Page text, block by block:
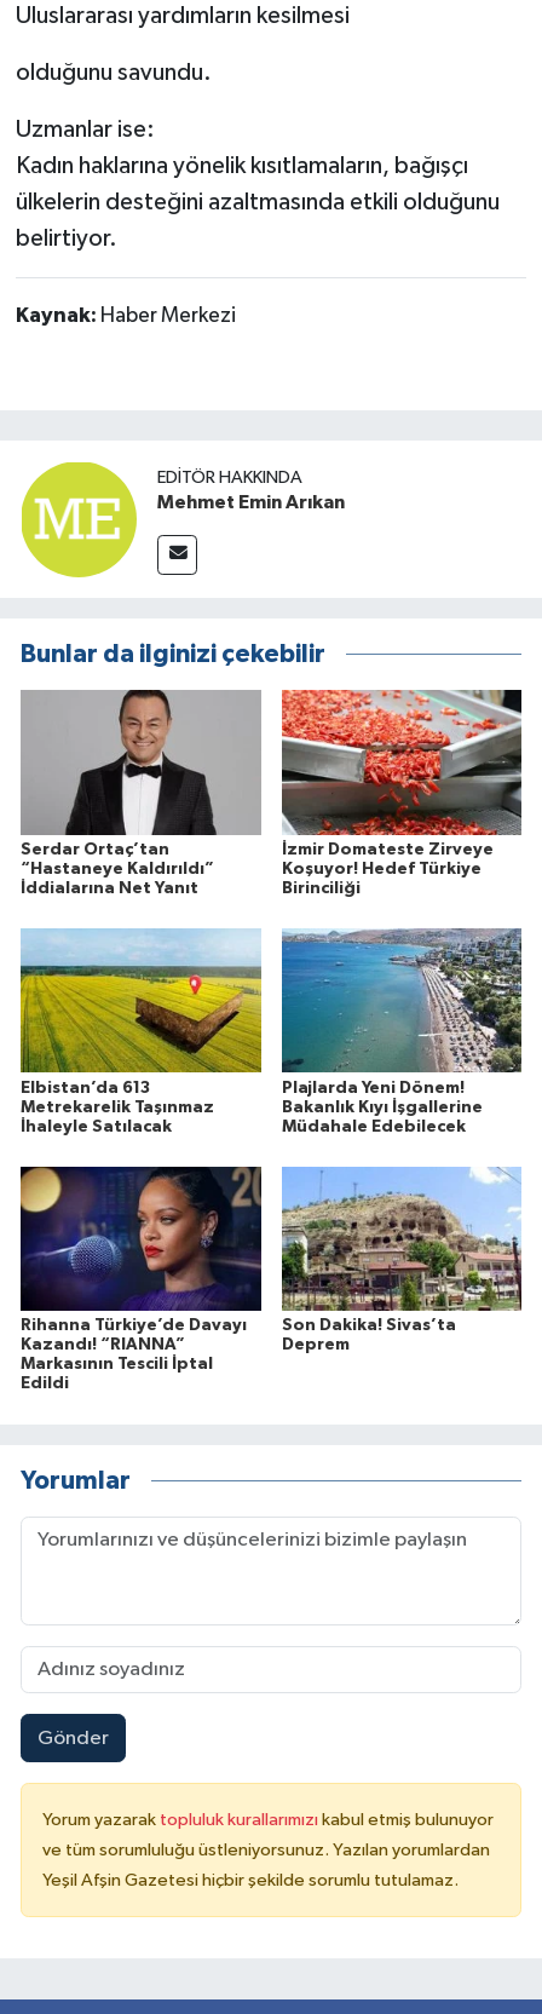
Uluslararası yardımların kesilmesi
olduğunu savundu.
Uzmanlar ise:
Kadın haklarına yönelik kısıtlamaların, bağışçı
ülkelerin desteğini azaltmasında etkili olduğunu
belirtiyor.
Kaynak: Haber Merkezi
EDITÖR HAKKINDA
Mehmet Emin Arıkan
Bunlar da ilginizi çekebilir
Serdar Ortaç’tan
“Hastaneye Kaldırıldı”
İddialarına Net Yanıt
İzmir Domateste Zirveye
Koşuyor! Hedef Türkiye
Birinciliği
Elbistan’da 613
Metrekarelik Taşınmaz
İhaleyle Satılacak
Plajlarda Yeni Dönem!
Bakanlık Kıyı İşgallerine
Müdahale Edebilecek
Rihanna Türkiye’de Davayı
Kazandı! “RIANNA”
Markasının Tescili İptal
Edildi
Son Dakika! Sivas’ta
Deprem
Yorumlar
Gönder
Yorum yazarak topluluk kurallarımızı kabul etmiş bulunuyor
ve tüm sorumluluğu üstleniyorsunuz. Yazılan yorumlardan
Yeşil Afşin Gazetesi hiçbir şekilde sorumlu tutulamaz.